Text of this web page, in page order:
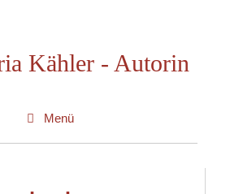
Kähler - Autorin
Menü